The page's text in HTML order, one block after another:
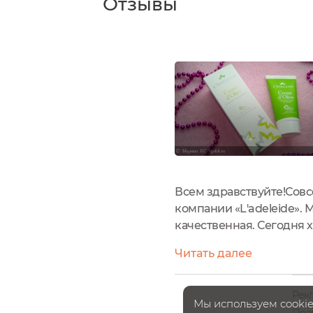
Всем
компании «L'adelеide».
качественная. Сегодня
производитель
Читать далее
Мы используем